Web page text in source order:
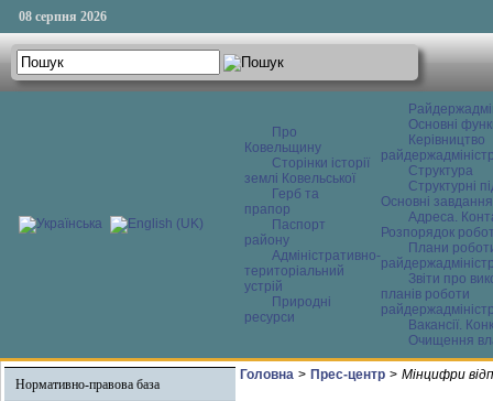
08 серпня 2026
Про
Ковельщину
Сторінки історії
землі Ковельської
Герб та
прапор
Паспорт
району
Адміністративно-
територіальний
устрій
Природні
ресурси
Основні
Керівництво
Структура
Структурні
Основні завдання
Адреса.
Розпорядок
Плани
Звіти про
планів роботи
Вакансії.
Очищення
Нормативно-правова база
Головна > Прес-центр > Мінцифри